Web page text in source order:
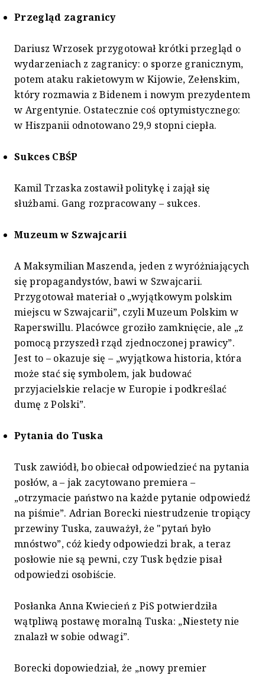
Przegląd zagranicy
Dariusz Wrzosek przygotował krótki przegląd o
wydarzeniach z zagranicy: o sporze granicznym,
potem ataku rakietowym w Kijowie, Zełenskim,
który rozmawia z Bidenem i nowym prezydentem
w Argentynie. Ostatecznie coś optymistycznego:
w Hiszpanii odnotowano 29,9 stopni ciepła.
Sukces CBŚP
Kamil Trzaska zostawił politykę i zajął się
służbami. Gang rozpracowany – sukces.
Muzeum w Szwajcarii
A Maksymilian Maszenda, jeden z wyróżniających
się propagandystów, bawi w Szwajcarii.
Przygotował materiał o „wyjątkowym polskim
miejscu w Szwajcarii”, czyli Muzeum Polskim w
Raperswillu. Placówce groziło zamknięcie, ale „z
pomocą przyszedł rząd zjednoczonej prawicy”.
Jest to – okazuje się – „wyjątkowa historia, która
może stać się symbolem, jak budować
przyjacielskie relacje w Europie i podkreślać
dumę z Polski”.
Pytania do Tuska
Tusk zawiódł, bo obiecał odpowiedzieć na pytania
posłów, a – jak zacytowano premiera –
„otrzymacie państwo na każde pytanie odpowiedź
na piśmie”. Adrian Borecki niestrudzenie tropiący
przewiny Tuska, zauważył, że "pytań było
mnóstwo”, cóż kiedy odpowiedzi brak, a teraz
posłowie nie są pewni, czy Tusk będzie pisał
odpowiedzi osobiście.
Posłanka Anna Kwiecień z PiS potwierdziła
wątpliwą postawę moralną Tuska: „Niestety nie
znalazł w sobie odwagi”.
Borecki dopowiedział, że „nowy premier